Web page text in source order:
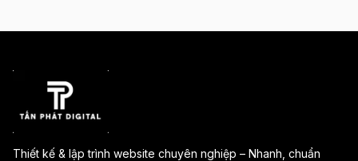
Thiết kế & lập trình website chuyên nghiệp – Nhanh, chuẩn